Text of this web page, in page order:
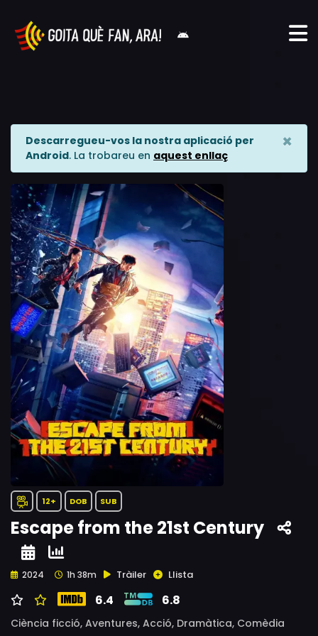
Descarregueu-vos la nostra aplicació per
Android. La trobareu en aquest enllaç
×
12+ DOB SUB
Escape from the 21st Century
2024 1h 38m Tràiler Llista
6.4 6.8
Ciència ficció, Aventures, Acció, Dramàtica, Comèdia